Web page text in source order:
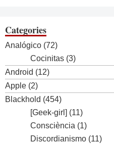
Categories
Analógico (72)
Cocinitas (3)
Android (12)
Apple (2)
Blackhold (454)
[Geek-girl] (11)
Consciència (1)
Discordianismo (11)